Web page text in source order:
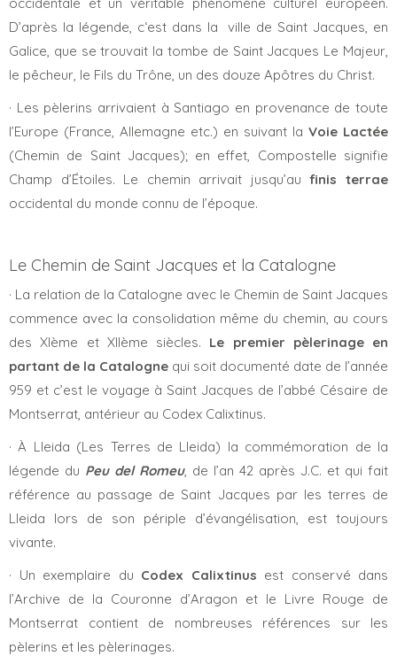
D’après la légende, c‘est dans la ville de Saint Jacques, en
Galice, que se trouvait la tombe de Saint Jacques Le Majeur,
le pêcheur, le Fils du Trône, un des douze Apôtres du Christ.
· Les pèlerins arrivaient à Santiago en provenance de toute
l’Europe (France, Allemagne etc.) en suivant la Voie Lactée
(Chemin de Saint Jacques); en effet, Compostelle signifie
Champ d’Étoiles. Le chemin arrivait jusqu’aufinis terrae
occidental du monde connu de l’époque.
Le Chemin de Saint Jacques et la Catalogne
· La relation de la Catalogne avec le Chemin de Saint Jacques
commence avec la consolidation même du chemin, au cours
des XIème et XIIème siècles. Le premier pèlerinage en
partant de la Catalogne qui soit documenté date de l’année
959 et c’est le voyage à Saint Jacques de l’abbé Césaire de
Montserrat, antérieur au Codex Calixtinus.
· À Lleida (Les Terres de Lleida) la commémoration de la
légende du Peu del Romeu, de l’an 42 après J.C. et qui fait
référence au passage de Saint Jacques par les terres de
Lleida lors de son périple d’évangélisation, est toujours
vivante.
· Un exemplaire du Codex Calixtinus est conservé dans
l’Archive de la Couronne d’Aragon et le Livre Rouge de
Montserrat contient de nombreuses références sur les
pèlerins et les pèlerinages.